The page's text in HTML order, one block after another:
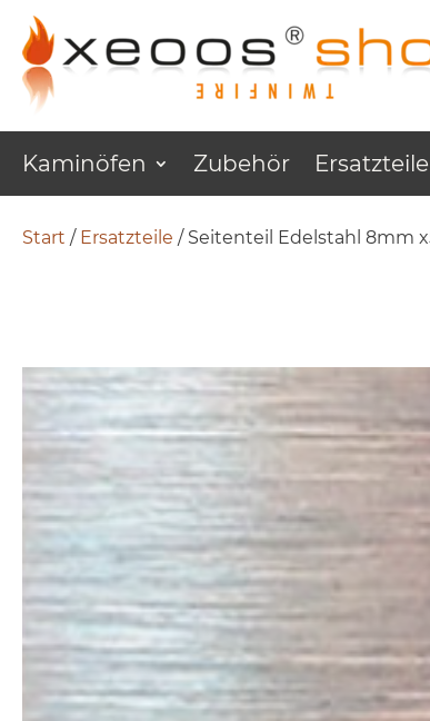
Kaminöfen Zubehör Ersatzteile
Start / Ersatzteile / Seitenteil Edelstahl 8mm